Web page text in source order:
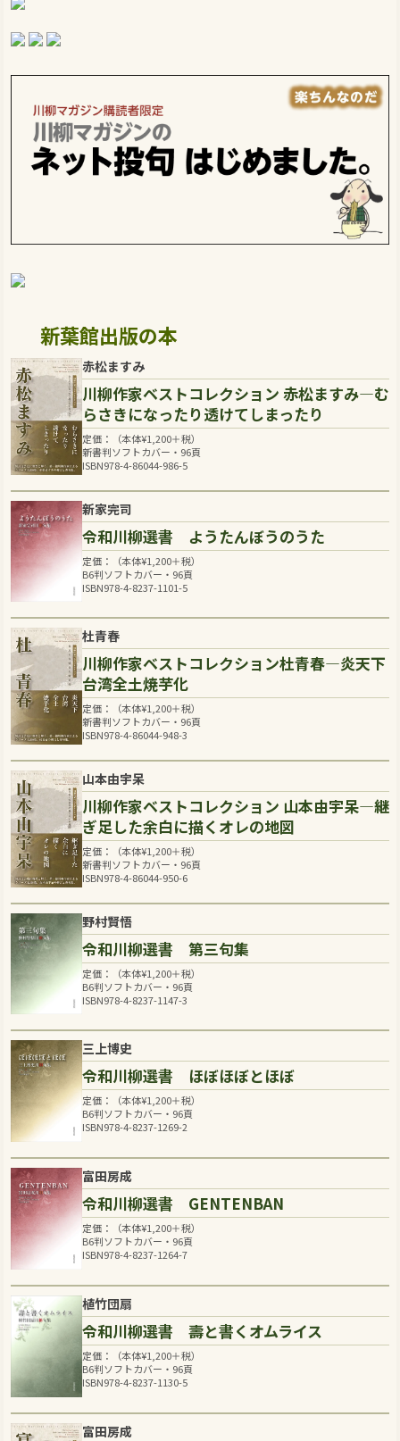
新葉館出版の本
赤松ますみ
川柳作家ベストコレクション 赤松ますみ―む
らさきになったり透けてしまったり
定価：（本体¥1,200＋税）
新書判ソフトカバー・96頁
ISBN978-4-86044-986-5
新家完司
令和川柳選書 ようたんぼうのうた
定価：（本体¥1,200＋税）
B6判ソフトカバー・96頁
ISBN978-4-8237-1101-5
杜青春
川柳作家ベストコレクション杜青春―炎天下
台湾全土焼芋化
定価：（本体¥1,200＋税）
新書判ソフトカバー・96頁
ISBN978-4-86044-948-3
山本由宇呆
川柳作家ベストコレクション 山本由宇呆―継
ぎ足した余白に描くオレの地図
定価：（本体¥1,200＋税）
新書判ソフトカバー・96頁
ISBN978-4-86044-950-6
野村賢悟
令和川柳選書 第三句集
定価：（本体¥1,200＋税）
B6判ソフトカバー・96頁
ISBN978-4-8237-1147-3
三上博史
令和川柳選書 ほぼほぼとほぼ
定価：（本体¥1,200＋税）
B6判ソフトカバー・96頁
ISBN978-4-8237-1269-2
富田房成
令和川柳選書 GENTENBAN
定価：（本体¥1,200＋税）
B6判ソフトカバー・96頁
ISBN978-4-8237-1264-7
植竹団扇
令和川柳選書 壽と書くオムライス
定価：（本体¥1,200＋税）
B6判ソフトカバー・96頁
ISBN978-4-8237-1130-5
富田房成